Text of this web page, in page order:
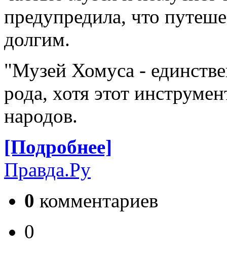
предупредила, что
долгим.
"Музей Хомуса -
рода, хотя этот
народов.
[Подробнее]
Правда.Ру
0 комментариев
0